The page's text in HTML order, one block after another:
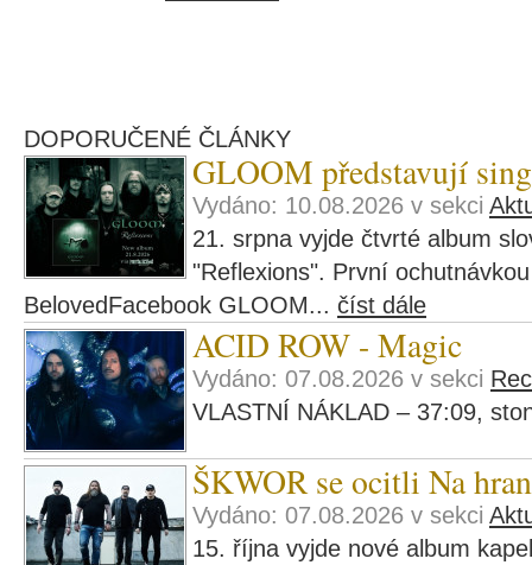
DOPORUČENÉ ČLÁNKY
GLOOM představují
Vydáno: 10.08.2026 v sekci
21. srpna vyjde čtvrté album
"Reflexions". První
BelovedFacebook GLOOM... číst dále
ACID ROW - Magic
Vydáno: 07.08.2026 v sekci
VLASTNÍ NÁKLAD – 37:09,
ŠKWOR se ocitli Na
Vydáno: 07.08.2026 v sekci
15. října vyjde nové album